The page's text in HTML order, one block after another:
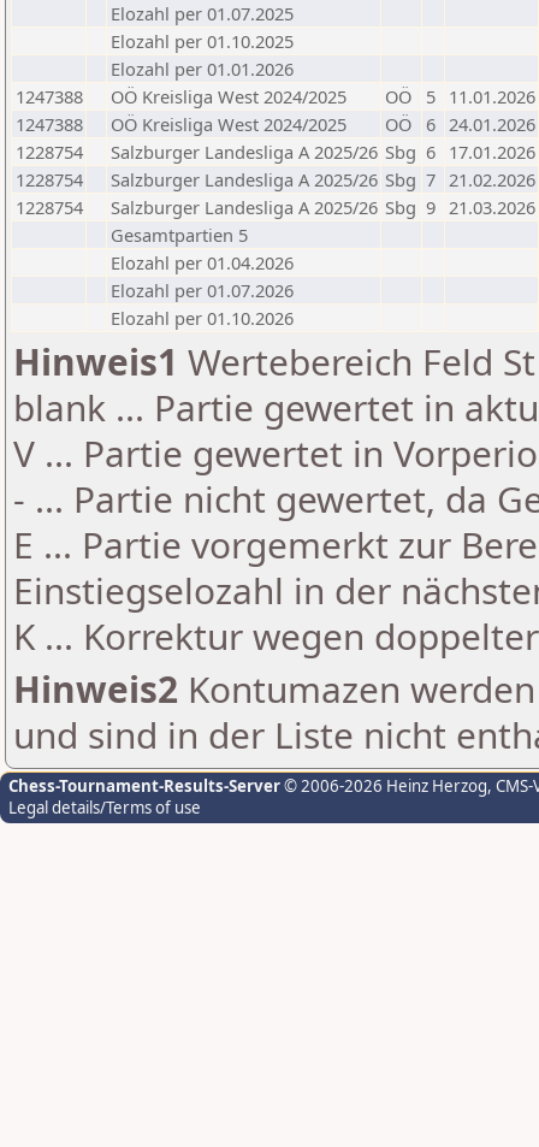
Elozahl per 01.07.2025
Elozahl per 01.10.2025
Elozahl per 01.01.2026
1247388
OÖ Kreisliga West 2024/2025 OÖ 5 11.01.2026
1247388
OÖ Kreisliga West 2024/2025 OÖ 6 24.01.2026
1228754
Salzburger Landesliga A 2025/26 Sbg 6 17.01.2026
1228754
Salzburger Landesliga A 2025/26 Sbg 7 21.02.2026
1228754
Salzburger Landesliga A 2025/26 Sbg 9 21.03.2026
Gesamtpartien 5
Elozahl per 01.04.2026
Elozahl per 01.07.2026
Elozahl per 01.10.2026
Hinweis1 Wertebereich Feld
blank ... Partie gewertet in
V ... Partie gewertet in
- ... Partie nicht gewertet, da
E ... Partie vorgemerkt zur
Einstiegselozahl in der
K ... Korrektur wegen
Hinweis2 Kontumazen
und sind in der Liste nicht
Chess-Tournament-Results-Server© 2006-2026 Heinz Herzog,
Legal details/Terms of use